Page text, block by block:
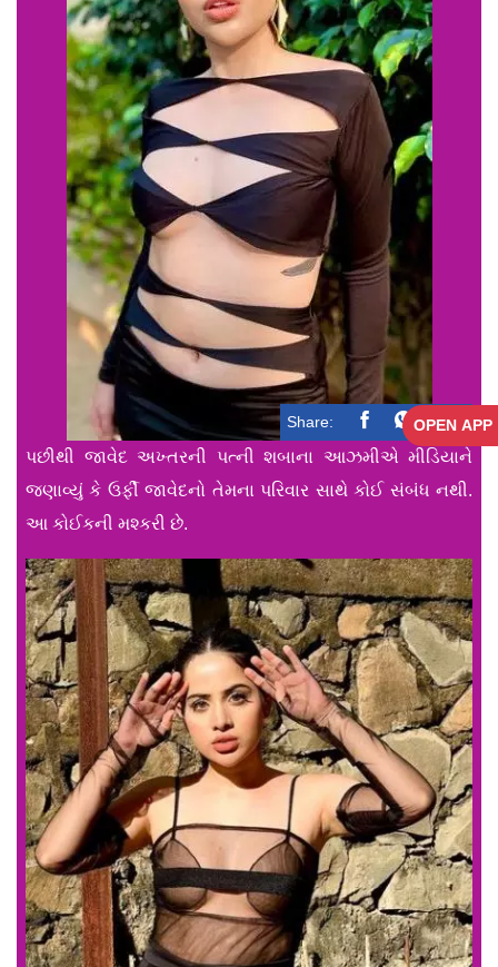
OPEN APP
Share:
પછીથી જાવેદ અખ્તરની પત્ની શબાના આઝમીએ મીડિયાને
જણાવ્યું કે ઉર્ફી જાવેદનો તેમના પરિવાર સાથે કોઈ સંબંધ નથી.
આ કોઈકની મશ્કરી છે.